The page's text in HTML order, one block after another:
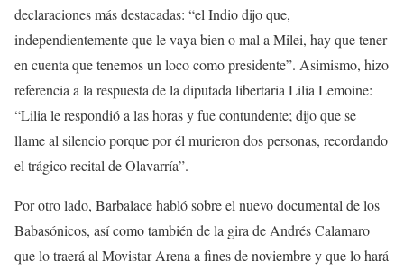
declaraciones más destacadas: “el Indio dijo que,
independientemente que le vaya bien o mal a Milei, hay que tener
en cuenta que tenemos un loco como presidente”. Asimismo, hizo
referencia a la respuesta de la diputada libertaria Lilia Lemoine:
“Lilia le respondió a las horas y fue contundente; dijo que se
llame al silencio porque por él murieron dos personas, recordando
el trágico recital de Olavarría”.
Por otro lado, Barbalace habló sobre el nuevo documental de los
Babasónicos, así como también de la gira de Andrés Calamaro
que lo traerá al Movistar Arena a fines de noviembre y que lo hará